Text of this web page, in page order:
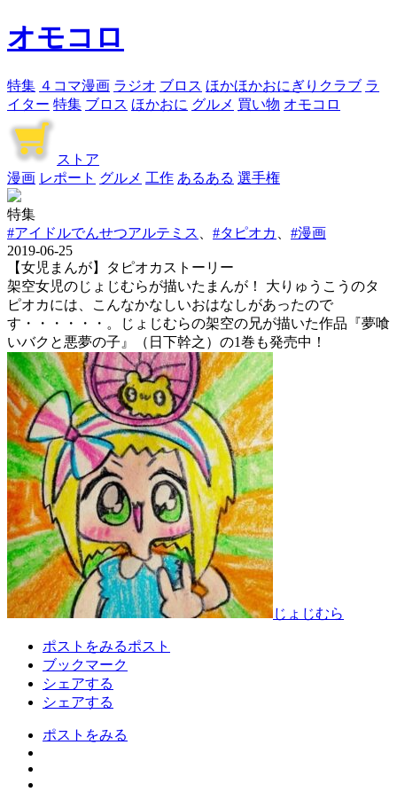
オモコロ
特集 ４コマ漫画 ラジオ ブロス ほかほかおにぎりクラブ ラ
イター 特集 ブロス ほかおに グルメ 買い物 オモコロ
ストア
漫画 レポート グルメ 工作 あるある 選手権
特集
#アイドルでんせつアルテミス
#タピオカ
#漫画
2019-06-25
【女児まんが】タピオカストーリー
架空女児のじょじむらが描いたまんが！ 大りゅうこうのタ
ピオカには、こんなかなしいおはなしがあったので
す・・・・・・。じょじむらの架空の兄が描いた作品『夢喰
いバクと悪夢の子』（日下幹之）の1巻も発売中！
じょじむら
ポストをみるポスト
ブックマーク
シェアする
シェアする
ポストをみる